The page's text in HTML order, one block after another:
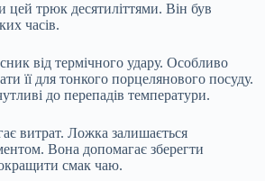
цей трюк десятиліттями. Він був
часів.
від термічного удару. Особливо
її для тонкого порцелянового посуду.
до перепадів температури.
витрат. Ложка залишається
Вона допомагає зберегти
смак чаю.